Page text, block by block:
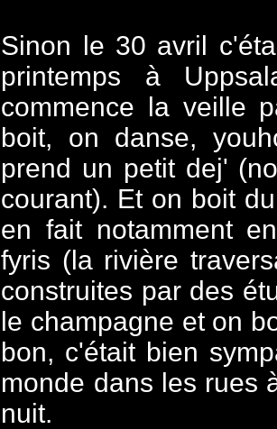
Sinon le 30 avril
printemps à
commence la veille
boit, on danse,
prend un petit dej'
courant). Et on boit
en fait notamment
fyris (la rivière
construites par des
le champagne et on
bon, c'était bien
monde dans les rues
nuit.